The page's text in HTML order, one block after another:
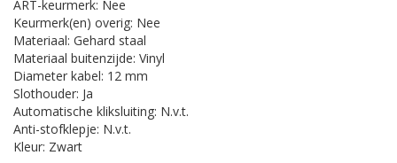
ART-keurmerk: Nee
Keurmerk(en) overig: Nee
Materiaal: Gehard staal
Materiaal buitenzijde: Vinyl
Diameter kabel: 12 mm
Slothouder: Ja
Automatische kliksluiting: N.v.t.
Anti-stofklepje: N.v.t.
Kleur: Zwart